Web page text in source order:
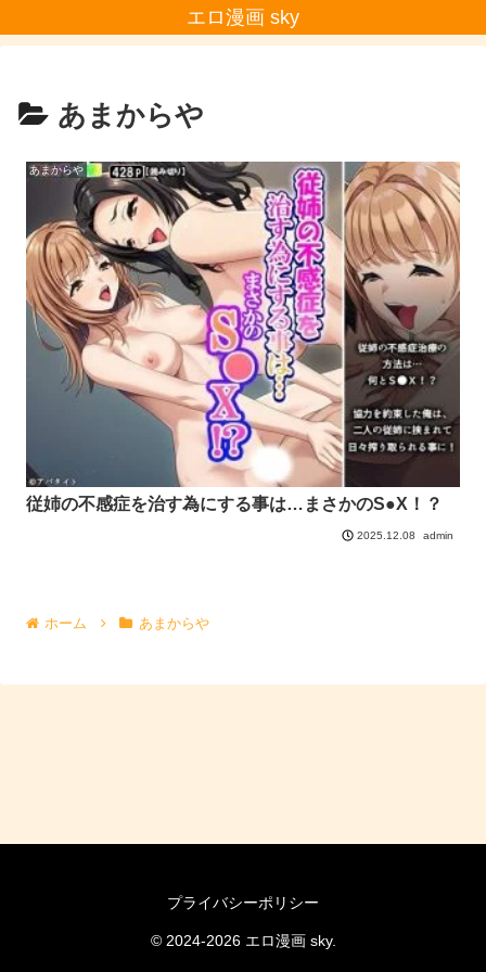
エロ漫画 sky
あまからや
あまからや
従姉の不感症を治す為にする事は…まさかのS●X！？
2025.12.08 admin
ホーム あまからや
プライバシーポリシー
© 2024-2026 エロ漫画 sky.